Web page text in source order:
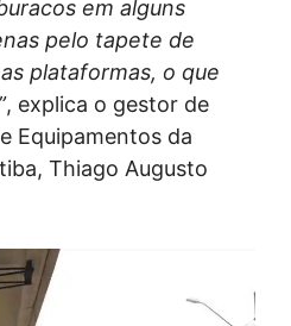
em alguns
pelo tapete de
plataformas, o que
, explica o gestor de
Equipamentos da
Thiago Augusto